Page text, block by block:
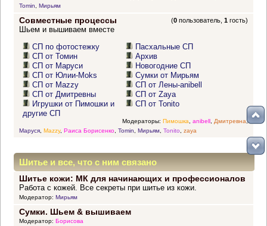
Tomin
Мирьям
Совместные процессы (0 пользователь,1 гость)
Шьем и вышиваем вместе
СП по фотостежку
СП от Томин
СП от Маруси
СП от Юлии-Moks
СП от Mazzy
СП от Дмитревны
Игрушки от Пимошки и
другие СП
Пасхальные СП
Архив
Новогодние СП
Сумки от Мирьям
СП от Лены-anibell
СП от Zaya
СП от Tonito
Модераторы: Пимошка anibell, Дмитревна,
Маруся, Mazzy, Раиса Борисенко, Tomin Мирьям, Tonito zaya
Шитье и все, что с ним связано
Шитье кожи: МК для начинающих и профессионалов
Работа с кожей. Все секреты при шитье из кожи.
Модератор: Мирьям
Сумки. Шьем & вышиваем
Модератор: Борисова